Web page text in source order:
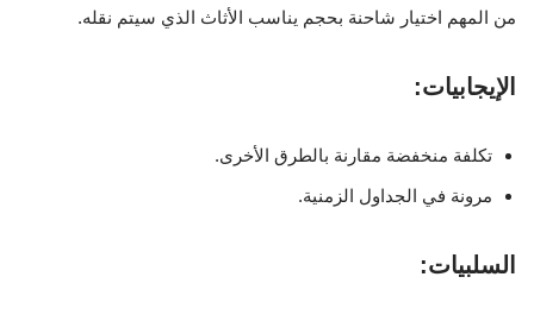
من المهم اختيار شاحنة بحجم يناسب الأثاث الذي سيتم نقله.
الإيجابيات:
تكلفة منخفضة مقارنة بالطرق الأخرى.
مرونة في الجداول الزمنية.
السلبيات: